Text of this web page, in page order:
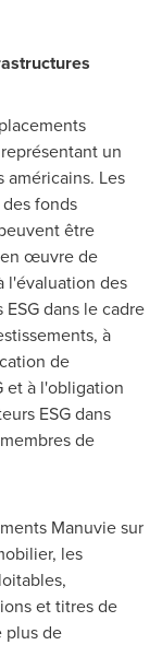
placements
un
Les
fonds
être
œuvre de
l'évaluation des
dans le cadre
à
de
et à l'obligation
ESG dans
de
Manuvie sur
les
et titres de
plus de